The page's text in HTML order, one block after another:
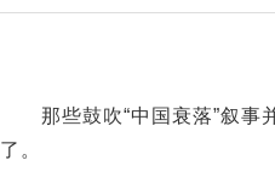
那些鼓吹“中国衰落”叙事
了。